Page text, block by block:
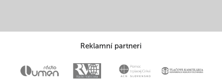
Reklamní partneri